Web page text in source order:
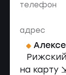
телефон
адрес
на карту